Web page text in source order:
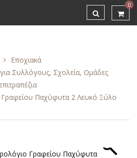
0
Εποχιακά
Συλλόγους, Σχολεία, Ομάδες
Παχύφυτα 2 Λευκό Ξύλο